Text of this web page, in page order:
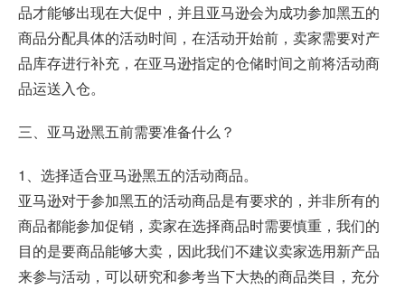
品才能够出现在大促中，并且亚马逊会为成功参加黑五的
商品分配具体的活动时间，在活动开始前，卖家需要对产
品库存进行补充，在亚马逊指定的仓储时间之前将活动商
品运送入仓。
三、亚马逊黑五前需要准备什么？
1、选择适合亚马逊黑五的活动商品。
亚马逊对于参加黑五的活动商品是有要求的，并非所有的
商品都能参加促销，卖家在选择商品时需要慎重，我们的
目的是要商品能够大卖，因此我们不建议卖家选用新产品
来参与活动，可以研究和参考当下大热的商品类目，充分